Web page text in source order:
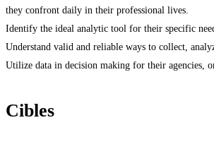
they confront daily in their professional lives.
Identify the ideal analytic tool for their specific
Understand valid and reliable ways to collect,
Utilize data in decision making for their agencies,
Cibles